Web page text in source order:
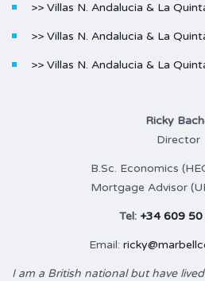
>> Villas N. Andalucia & La
>> Villas N. Andalucia & La
>> Villas N. Andalucia & La
Ricky
Director
B.Sc. Economics
Mortgage Advisor
Tel: +34 609
Email:
I am a British national but have